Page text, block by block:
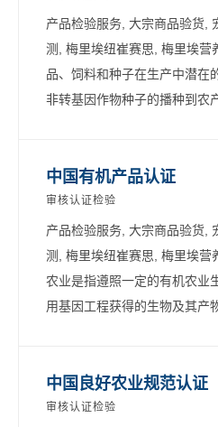
产品检验服务, 大宗商品验货,
测, 梅里埃纽崔赛思, 梅里埃营
品、饲料和种子在生产中潜在
非转基因作物种子的播种到农
中国有机产品认证
审核认证检验
产品检验服务, 大宗商品验货,
测, 梅里埃纽崔赛思, 梅里埃营
农业是指遵照一定的有机农业
用基因工程获得的生物及其产
中国良好农业规范认证
审核认证检验